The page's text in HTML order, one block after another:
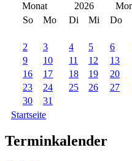
2026
So
Mo Di Mi Do
2
3 4 5 6
9
10 11 12 13
16
17 18 19 20
23
24 25 26 27
30
31
Startseite
Terminkalender